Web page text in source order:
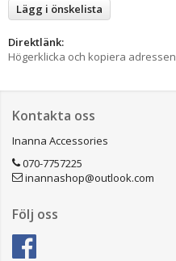
Lägg i önskelista
Direktlänk:
Högerklicka och kopiera adressen
Kontakta oss
Inanna Accessories
070-7757225
inannashop@outlook.com
Följ oss